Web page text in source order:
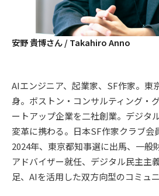
安野 貴博さん / Takahiro Anno
AIエンジニア、起業家、SF作家。東
身。ボストン・コンサルティング・
ートアップ企業を二社創業。デジタ
変革に携わる。日本SF作家クラブ会
2024年、東京都知事選に出馬、一般
アドバイザー就任、デジタル民主主
足、AIを活用した双方向型のコミュ